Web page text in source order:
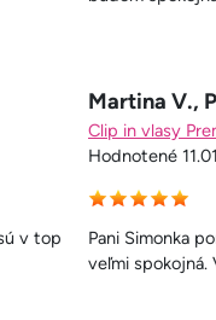
v top
Martina V.,
Clip in vlasy
Hodnotené
Pani Simonka
veľmi spokojná.